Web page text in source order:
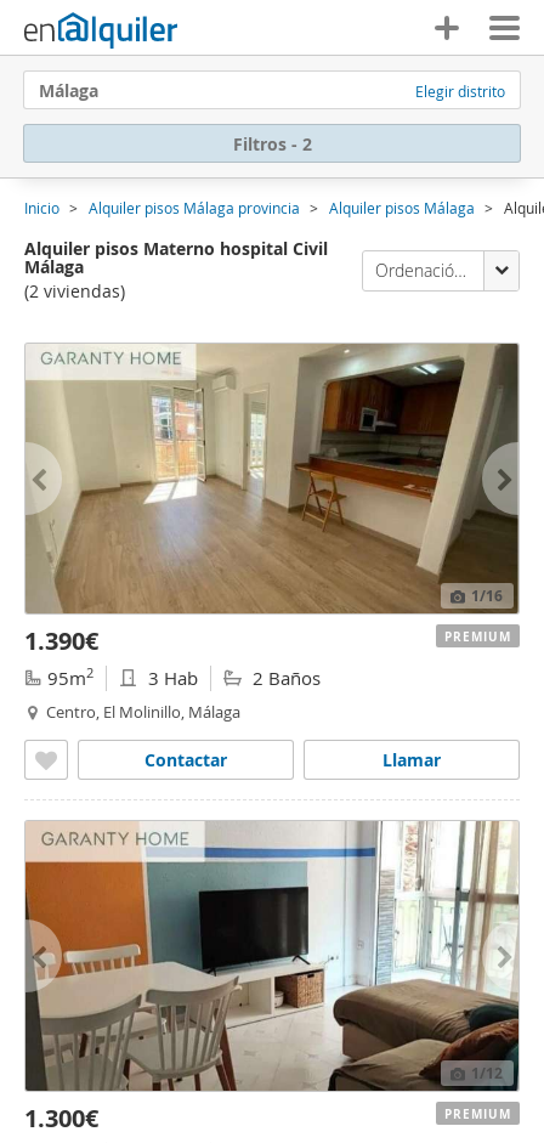
Málaga Elegir distrito
Filtros - 2
Inicio Alquiler pisos Málaga provincia Alquiler pisos Málaga
Alquiler pisos Materno hospital Civil
Málaga
(2 viviendas)
Ordenación Enalquiler
1/16
1.390€
95m2 3 Hab 2 Baños
Centro, El Molinillo, Málaga
Llamar
Contactar
PREMIUM
1/12
1.300€ PREMIUM